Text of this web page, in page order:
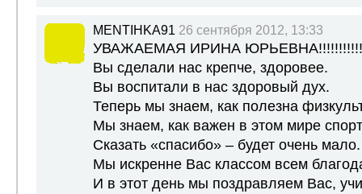
MENTIHKA91 26 сентября 2012, 13:33
УВАЖАЕМАЯ ИРИНА
Вы сделали нас крепче, здоровее.
Вы воспитали в нас здоровый дух.
Теперь мы знаем, как полезна
Мы знаем, как важен в этом мире
Сказать «спасибо» – будет очень мало.
Мы искренне Вас классом всем
И в этот день мы поздравляем Вас,